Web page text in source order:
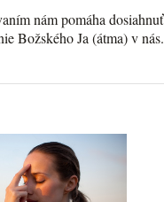
nám pomáha
Božského Ja (átma) v nás.